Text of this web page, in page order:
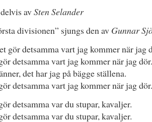
avSten Selander
divisionen” sjungs den av Gunnar
gör detsamma vart jag kommer när jag
detsamma vart jag kommer när jag dör.
det har jag på bägge ställena.
detsamma vart jag kommer när jag dör.
detsamma var du stupar, kavaljer.
detsamma var du stupar, kavaljer.